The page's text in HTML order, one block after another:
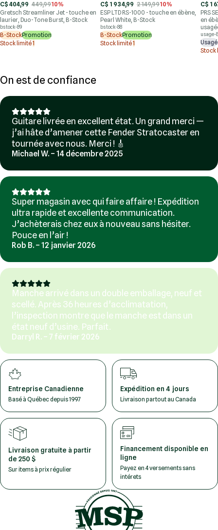
C$ 404,99 449,9910%
Gretsch Streamliner Jet - touche en
laurier, Duo-Tone Burst, B-Stock
bstock-89
B-StockPromotion
Stock limité1
C$ 1 934,99 2 149,9910%
ESP LTD RS-1000 - touche en ébène,
Pearl White, B-Stock
bstock-88
B-StockPromotion
Stock limité1
C$ 1
PRS
en
usage-
Usagé
Stock
On est de confiance
Guitare livrée en excellent état. Un grand merci —
j’ai hâte d’amener cette Fender Stratocaster en
tournée avec nous. Merci ! 🎸
Michael W. – 14 décembre 2025
Super magasin avec qui faire affaire ! Expédition
ultra rapide et excellente communication.
J’achèterais chez eux à nouveau sans hésiter.
Pouce en l’air !
Rob B. – 12 janvier 2026
Manche arrivé dans un double emballage, neuf et
scellé. Après 36 heures d’acclimatation,
l’inspection montre que le manche est dans un
état neuf d’usine. Parfait.
Darryl R. – 7 février 2026
Entreprise Canadienne
Basé à Québec depuis 1997
Expédition en 4 jours
Livraison partout au Canada
Livraison gratuite à partir
de 250 $
Sur items à prix régulier
Financement disponible en
ligne
Payez en 4 versements sans
intérets